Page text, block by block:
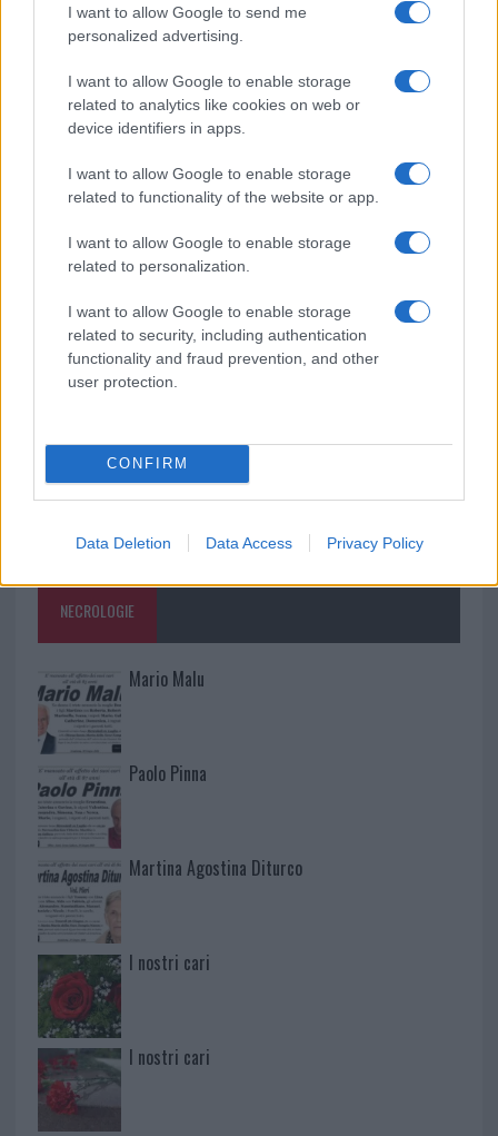
I want to allow Google to send me
personalized advertising.
I want to allow Google to enable storage
related to analytics like cookies on web or
device identifiers in apps.
I want to allow Google to enable storage
related to functionality of the website or app.
I want to allow Google to enable storage
related to personalization.
I want to allow Google to enable storage
related to security, including authentication
functionality and fraud prevention, and other
user protection.
CONFIRM
Data Deletion Data Access Privacy Policy
Olbia, divieto di sosta contro spaccio e degrado:
esplode la protesta
Pausa caffè impeccabile: come scegliere la
soluzione ideale per la casa e l’ufficio
Monte Pino, la fine di un lungo dolore: storia e
rinascita della strada che segnò la Gallura
Raid nelle campagne di Berchidda, rischio per
la rete elettrica
NECROLOGIE
Mario Malu
Paolo Pinna
Martina Agostina Diturco
I nostri cari
I nostri cari